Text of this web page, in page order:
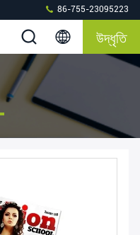
86-755-23095223
উদ্ধৃতি